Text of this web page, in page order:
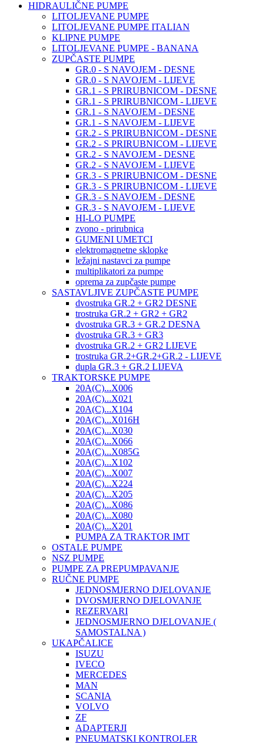
HIDRAULIČNE PUMPE
LITOLJEVANE PUMPE
LITOLJEVANE PUMPE ITALIAN
KLIPNE PUMPE
LITOLJEVANE PUMPE - BANANA
ZUPČASTE PUMPE
GR.0 - S NAVOJEM - DESNE
GR.0 - S NAVOJEM - LIJEVE
GR.1 - S PRIRUBNICOM - DESNE
GR.1 - S PRIRUBNICOM - LIJEVE
GR.1 - S NAVOJEM - DESNE
GR.1 - S NAVOJEM - LIJEVE
GR.2 - S PRIRUBNICOM - DESNE
GR.2 - S PRIRUBNICOM - LIJEVE
GR.2 - S NAVOJEM - DESNE
GR.2 - S NAVOJEM - LIJEVE
GR.3 - S PRIRUBNICOM - DESNE
GR.3 - S PRIRUBNICOM - LIJEVE
GR.3 - S NAVOJEM - DESNE
GR.3 - S NAVOJEM - LIJEVE
HI-LO PUMPE
zvono - prirubnica
GUMENI UMETCI
elektromagnetne sklopke
ležajni nastavci za pumpe
multiplikatori za pumpe
oprema za zupčaste pumpe
SASTAVLJIVE ZUPČASTE PUMPE
dvostruka GR.2 + GR2 DESNE
trostruka GR.2 + GR2 + GR2
dvostruka GR.3 + GR.2 DESNA
dvostruka GR.3 + GR3
dvostruka GR.2 + GR2 LIJEVE
trostruka GR.2+GR.2+GR.2 - LIJEVE
dupla GR.3 + GR.2 LIJEVA
TRAKTORSKE PUMPE
20A(C)...X006
20A(C)...X021
20A(C)...X104
20A(C)...X016H
20A(C)...X030
20A(C)...X066
20A(C)...X085G
20A(C)...X102
20A(C)...X007
20A(C)...X224
20A(C)...X205
20A(C)...X086
20A(C)...X080
20A(C)...X201
PUMPA ZA TRAKTOR IMT
OSTALE PUMPE
NSZ PUMPE
PUMPE ZA PREPUMPAVANJE
RUČNE PUMPE
JEDNOSMJERNO DJELOVANJE
DVOSMJERNO DJELOVANJE
REZERVARI
JEDNOSMJERNO DJELOVANJE (
SAMOSTALNA )
UKAPČALICE
ISUZU
IVECO
MERCEDES
MAN
SCANIA
VOLVO
ZF
ADAPTERJI
PNEUMATSKI KONTROLER